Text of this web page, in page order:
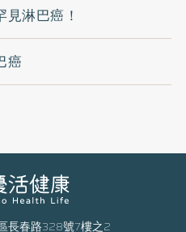
淋巴癌！
癌
長春路328號7樓之2